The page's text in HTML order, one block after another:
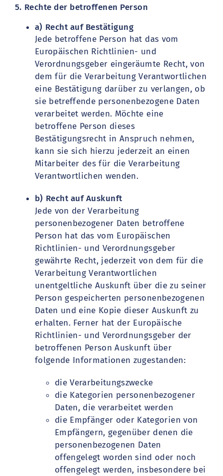
5. Rechte der betroffenen Person
a) Recht auf Bestätigung
Jede betroffene Person hat das vom
Europäischen Richtlinien- und
Verordnungsgeber eingeräumte Recht, von
dem für die Verarbeitung Verantwortlichen
eine Bestätigung darüber zu verlangen, ob
sie betreffende personenbezogene Daten
verarbeitet werden. Möchte eine
betroffene Person dieses
Bestätigungsrecht in Anspruch nehmen,
kann sie sich hierzu jederzeit an einen
Mitarbeiter des für die Verarbeitung
Verantwortlichen wenden.
b) Recht auf Auskunft
Jede von der Verarbeitung
personenbezogener Daten betroffene
Person hat das vom Europäischen
Richtlinien- und Verordnungsgeber
gewährte Recht, jederzeit von dem für die
Verarbeitung Verantwortlichen
unentgeltliche Auskunft über die zu seiner
Person gespeicherten personenbezogenen
Daten und eine Kopie dieser Auskunft zu
erhalten. Ferner hat der Europäische
Richtlinien- und Verordnungsgeber der
betroffenen Person Auskunft über
folgende Informationen zugestanden:
die Verarbeitungszwecke
die Kategorien personenbezogener
Daten, die verarbeitet werden
die Empfänger oder Kategorien von
Empfängern, gegenüber denen die
personenbezogenen Daten
offengelegt worden sind oder noch
offengelegt werden, insbesondere bei